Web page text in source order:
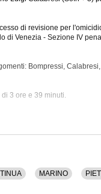
di revisione per
di Venezia - Sezione IV
Bompressi,
3 ore e 39 minuti.
MARINO